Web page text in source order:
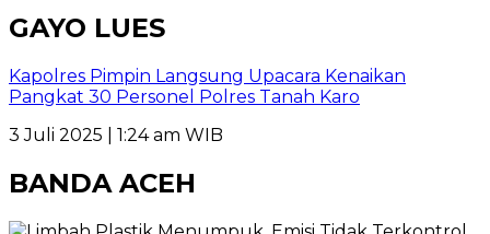
GAYO LUES
Kapolres Pimpin Langsung Upacara Kenaikan
Pangkat 30 Personel Polres Tanah Karo
3 Juli 2025 | 1:24 am WIB
BANDA ACEH